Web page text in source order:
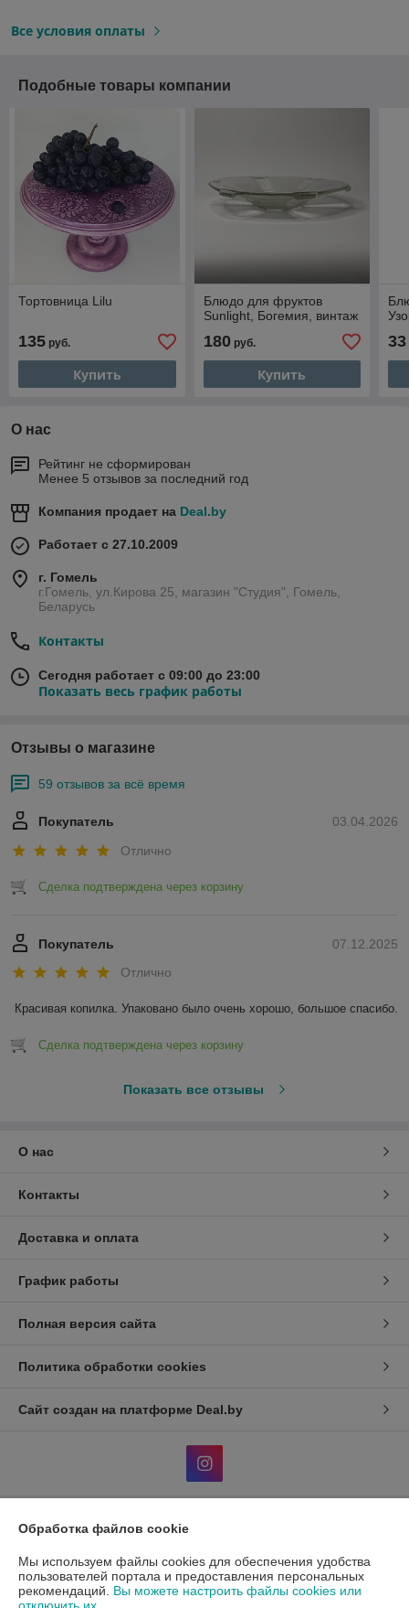
Все условия оплаты
Подобные товары компании
Тортовница Lilu
135 руб.
Купить
Блюдо для фруктов
Sunlight, Богемия, винтаж
180руб.
Купить
33
О нас
Рейтинг не сформирован
Менее 5 отзывов за последний год
Компания продает на Deal.by
Работает с 27.10.2009
г. Гомель
г.Гомель, ул.Кирова 25, магазин "Студия", Гомель,
Беларусь
Контакты
Сегодня работает с 09:00 до 23:00
Показать весь график работы
Отзывы о магазине
59 отзывов за всё время
03.04.2026
Покупатель
Отлично
Сделка подтверждена через корзину
07.12.2025
Покупатель
Отлично
Красивая копилка. Упаковано было очень хорошо, большое спасибо.
Сделка подтверждена через корзину
Показать все отзывы
О нас
Контакты
Доставка и оплата
График работы
Полная версия сайта
Политика обработки cookies
Сайт создан на платформе Deal.by
Информация для покупателя
Индивидуальный предприниматель:ИП Гавриленко Светлана
Михайловна
Пушкина 22а/5
Обработка файлов cookie
Мы используем файлы cookies для обеспечения удобства
пользователей портала и предоставления персональных
рекомендаций. Вы можете настроить файлы cookies или